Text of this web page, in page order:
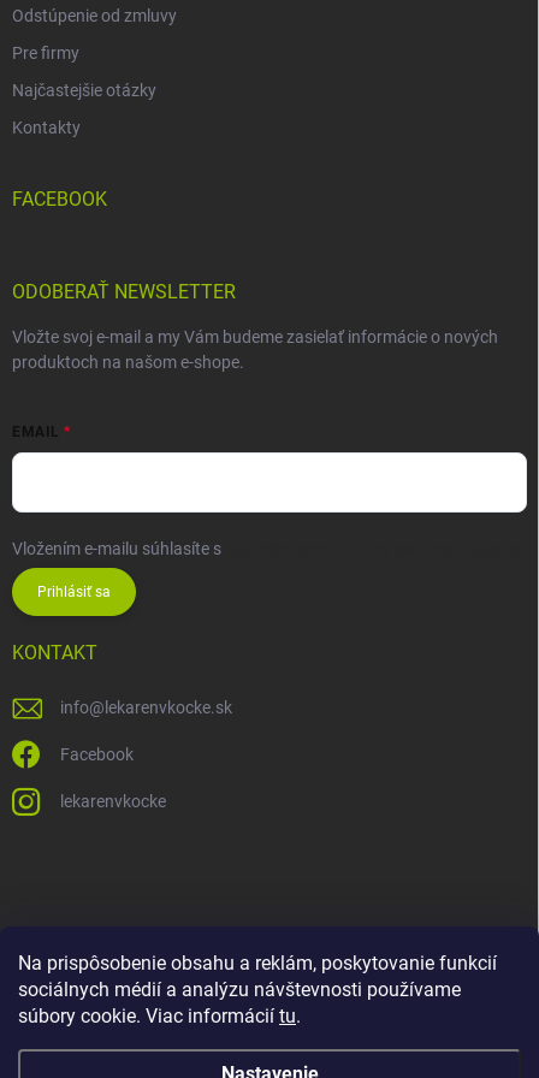
Na prispôsobenie obsahu a reklám, poskytovanie funkcií
sociálnych médií a analýzu návštevnosti používame
súbory cookie. Viac informácií tu.
Odstúpenie od zmluvy
Pre firmy
Najčastejšie otázky
Kontakty
FACEBOOK
ODOBERAŤ NEWSLETTER
Vložte svoj e-mail a my Vám budeme zasielať informácie o nových
produktoch na našom e-shope.
EMAIL
Vložením e-mailu súhlasíte s
Prihlásiť sa
KONTAKT
info@ lekarenvkocke.sk
Facebook
lekarenvkocke